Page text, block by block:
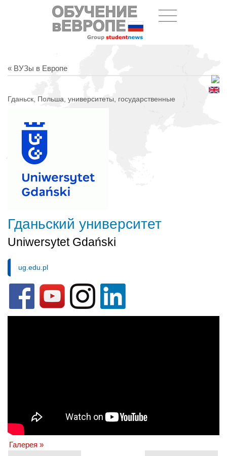
« ВУЗы в Европе
Гданьск, Польша, университеты, государственные
Гданьский университет
Uniwersytet Gdański
ug.edu.pl
Галерея »